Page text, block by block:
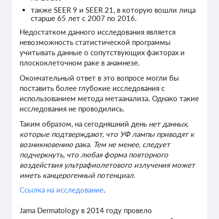
также SEER 9 и SEER 21, в которую вошли лица
старше 65 лет с 2007 по 2016.
Недостатком данного исследования является
невозможность статистической программы
учитывать данные о сопутствующих факторах и
плоскоклеточном раке в анамнезе.
Окончательный ответ в это вопросе могли бы
поставить более глубокие исследования с
использованием метода метаанализа. Однако такие
исследования не проводились.
Таким образом, на сегодняшний день нет данных,
которые подтверждают, что УФ лампы приводят к
возникновению рака. Тем не менее, следует
подчеркнуть, что любая форма повторного
воздействия ультрафиолетового излучения может
иметь канцерогенный потенциал.
Ссылка на исследование.
Jama Dermatology в 2014 году провело